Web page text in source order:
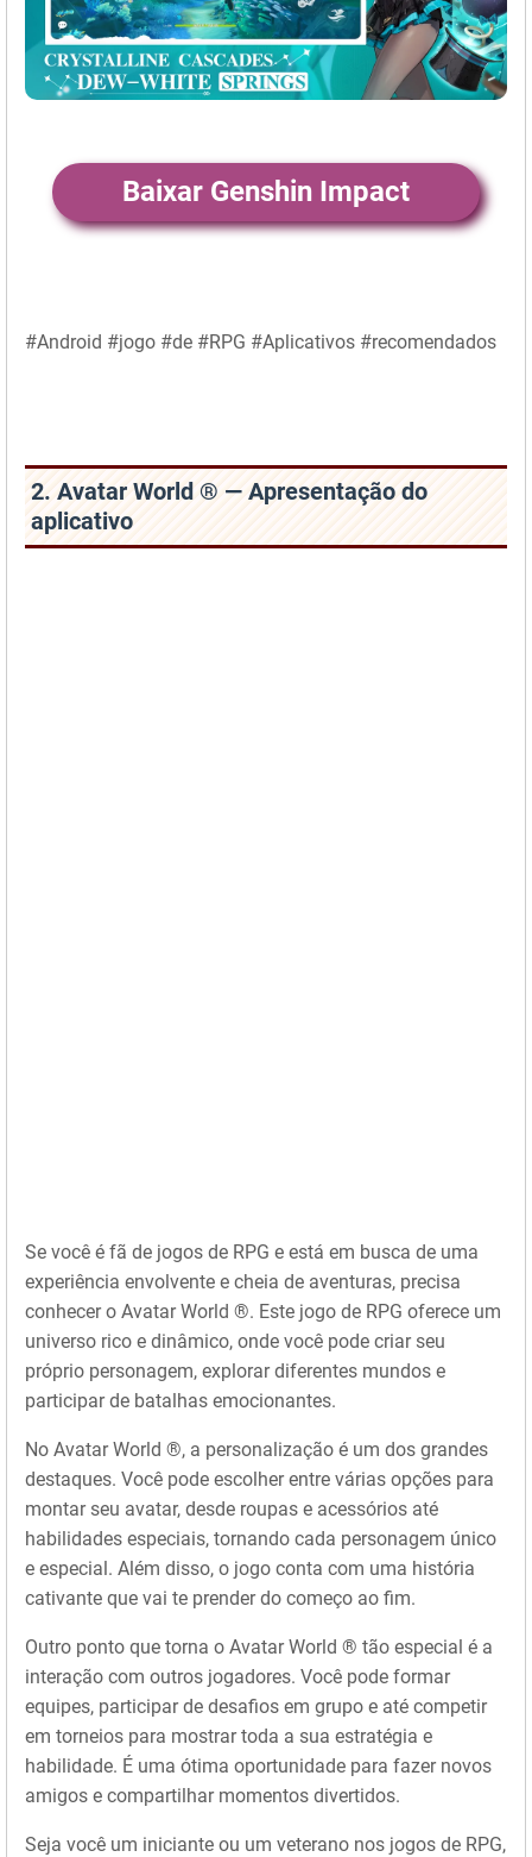
Baixar Genshin Impact
#Android #jogo #de #RPG #Aplicativos #recomendados
2. Avatar World ® — Apresentação do
aplicativo
Se você é fã de jogos de RPG e está em busca de uma
experiência envolvente e cheia de aventuras, precisa
conhecer o Avatar World ®. Este jogo de RPG oferece um
universo rico e dinâmico, onde você pode criar seu
próprio personagem, explorar diferentes mundos e
participar de batalhas emocionantes.
No Avatar World ®, a personalização é um dos grandes
destaques. Você pode escolher entre várias opções para
montar seu avatar, desde roupas e acessórios até
habilidades especiais, tornando cada personagem único
e especial. Além disso, o jogo conta com uma história
cativante que vai te prender do começo ao fim.
Outro ponto que torna o Avatar World ® tão especial é a
interação com outros jogadores. Você pode formar
equipes, participar de desafios em grupo e até competir
em torneios para mostrar toda a sua estratégia e
habilidade. É uma ótima oportunidade para fazer novos
amigos e compartilhar momentos divertidos.
Seja você um iniciante ou um veterano nos jogos de RPG,